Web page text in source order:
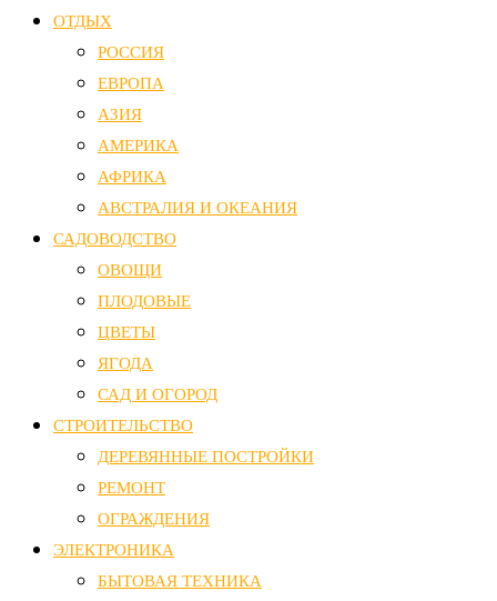
ОТДЫХ
РОССИЯ
ЕВРОПА
АЗИЯ
АМЕРИКА
АФРИКА
АВСТРАЛИЯ И ОКЕАНИЯ
САДОВОДСТВО
ОВОЩИ
ПЛОДОВЫЕ
ЦВЕТЫ
ЯГОДА
САД И ОГОРОД
СТРОИТЕЛЬСТВО
ДЕРЕВЯННЫЕ ПОСТРОЙКИ
РЕМОНТ
ОГРАЖДЕНИЯ
ЭЛЕКТРОНИКА
БЫТОВАЯ ТЕХНИКА